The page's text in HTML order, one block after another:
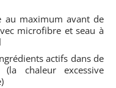
au maximum avant de
microfibre et seau à
actifs dans de
chaleur excessive